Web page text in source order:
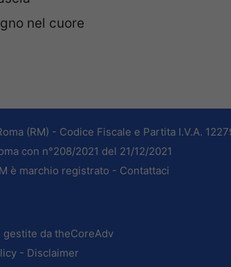
nel cuore
(RM) - Codice Fiscale e Partita I.V.A.
con n°208/2021 del 21/12/2021
è marchio registrato - Contattaci
da theCoreAdv
- Disclaimer